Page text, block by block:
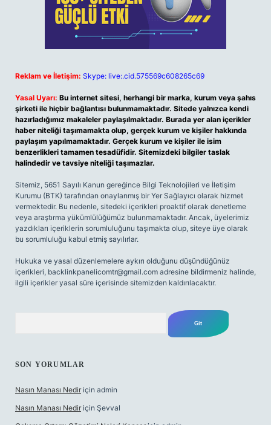
Reklam ve İletişim: Skype: live:.cid.575569c608265c69
Yasal Uyarı: Bu internet sitesi, herhangi bir marka, kurum veya şahıs
şirketi ile hiçbir bağlantısı bulunmamaktadır. Sitede yalnızca kendi
hazırladığımız makaleler paylaşılmaktadır. Burada yer alan içerikler
haber niteliği taşımamakta olup, gerçek kurum ve kişiler hakkında
paylaşım yapılmamaktadır. Gerçek kurum ve kişiler ile isim
benzerlikleri tamamen tesadüfidir. Sitemizdeki bilgiler taslak
halindedir ve tavsiye niteliği taşımazlar.
Sitemiz, 5651 Sayılı Kanun gereğince Bilgi Teknolojileri ve İletişim
Kurumu (BTK) tarafından onaylanmış bir Yer Sağlayıcı olarak hizmet
vermektedir. Bu nedenle, sitedeki içerikleri proaktif olarak denetleme
veya araştırma yükümlülüğümüz bulunmamaktadır. Ancak, üyelerimiz
yazdıkları içeriklerin sorumluluğunu taşımakta olup, siteye üye olarak
bu sorumluluğu kabul etmiş sayılırlar.
Hukuka ve yasal düzenlemelere aykırı olduğunu düşündüğünüz
içerikleri, backlinkpanelicomtr@gmail.com adresine bildirmeniz halinde,
ilgili içerikler yasal süre içerisinde sitemizden kaldırılacaktır.
SON YORUMLAR
Nasın Manası Nedir için admin
Nasın Manası Nedir için Şevval